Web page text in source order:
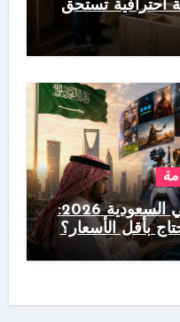
احترافية تستحق
دليل الخدمات الرقمية في السعودية 2026:
بأقل الأسعار؟